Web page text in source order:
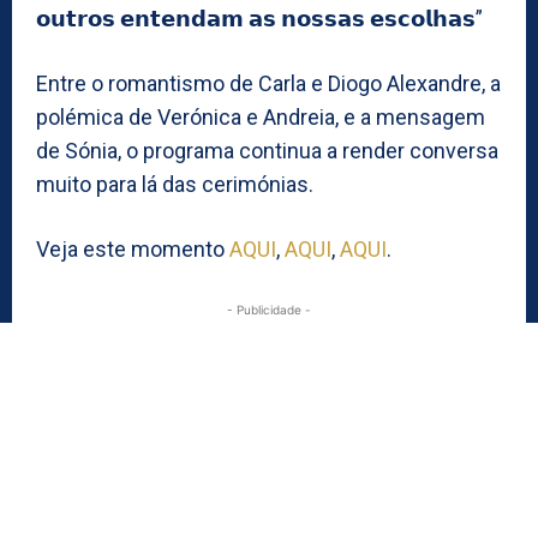
𝗼𝘂𝘁𝗿𝗼𝘀 𝗲𝗻𝘁𝗲𝗻𝗱𝗮𝗺 𝗮𝘀 𝗻𝗼𝘀𝘀𝗮𝘀 𝗲𝘀𝗰𝗼𝗹𝗵𝗮𝘀”
Entre o romantismo de Carla e Diogo Alexandre, a
polémica de Verónica e Andreia, e a mensagem
de Sónia, o programa continua a render conversa
muito para lá das cerimónias.
Veja este momentoAQUI,AQUI,AQUI.
- Publicidade -